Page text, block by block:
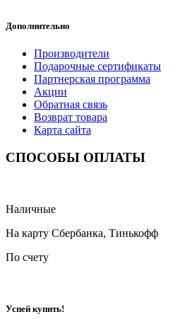
Дополнительно
Производители
Подарочные сертификаты
Партнерская программа
Акции
Обратная связь
Возврат товара
Карта сайта
СПОСОБЫ ОПЛАТЫ
Наличные
На карту Сбербанка, Тинькофф
По счету
Успей купить!